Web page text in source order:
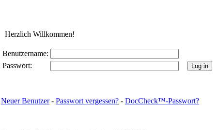
Herzlich Willkommen!
Benutzername:
Passwort:
Neuer Benutzer- Passwort vergessen? - DocCheck™-Passwort?